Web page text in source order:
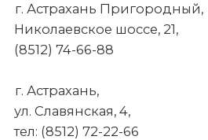
г. Астрахань Пригородный,
Николаевское шоссе, 21,
(8512) 74-66-88
г. Астрахань,
ул. Славянская, 4,
тел: (8512) 72-22-66